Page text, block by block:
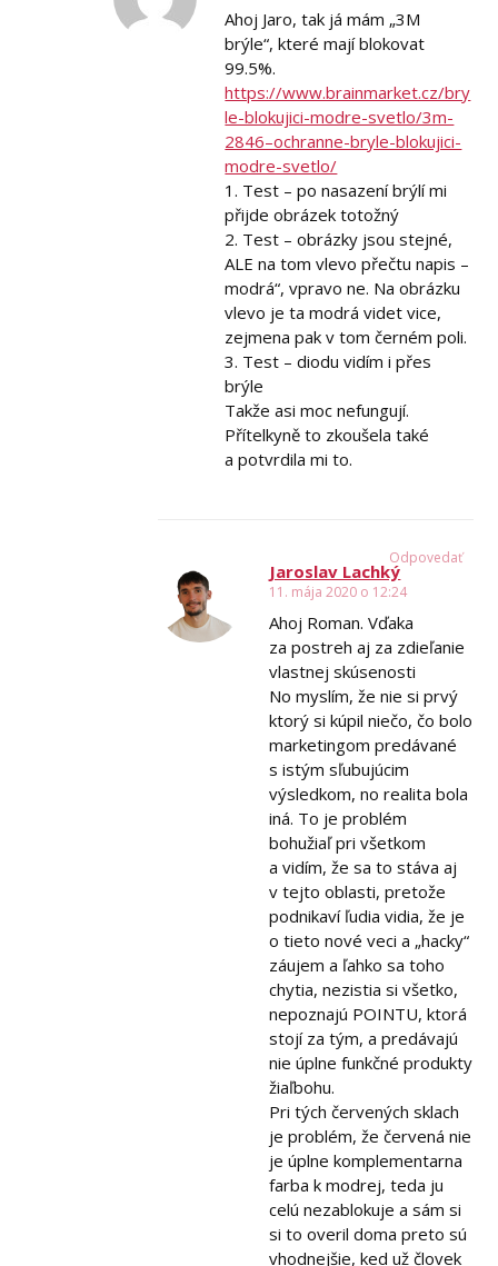
Ahoj Jaro, tak já mám „3M
brýle“, které mají blokovat
99.5%.
https://www.brainmarket.cz/bry
le-blokujici-modre-svetlo/3m-
2846–ochranne-bryle-blokujici-
modre-svetlo/
1. Test – po nasazení brýlí mi
přijde obrázek totožný
2. Test – obrázky jsou stejné,
ALE na tom vlevo přečtu napis –
modrá“, vpravo ne. Na obrázku
vlevo je ta modrá videt vice,
zejmena pak v tom černém poli.
3. Test – diodu vidím i přes
brýle
Takže asi moc nefungují.
Přítelkyně to zkoušela také
a potvrdila mi to.
Jaroslav Lachký
11. mája 2020 o 12:24
Ahoj Roman. Vďaka
za postreh aj za zdieľanie
vlastnej skúsenosti
No myslím, že nie si prvý
ktorý si kúpil niečo, čo bolo
marketingom predávané
s istým sľubujúcim
výsledkom, no realita bola
iná. To je problém
bohužiaľ pri všetkom
a vidím, že sa to stáva aj
v tejto oblasti, pretože
podnikaví ľudia vidia, že je
o tieto nové veci a „hacky“
záujem a ľahko sa toho
chytia, nezistia si všetko,
nepoznajú POINTU, ktorá
stojí za tým, a predávajú
nie úplne funkčné produkty
žiaľbohu.
Pri tých červených sklach
je problém, že červená nie
je úplne komplementarna
farba k modrej, teda ju
celú nezablokuje a sám si
si to overil doma preto sú
vhodnejšie, ked už človek
Odpovedať